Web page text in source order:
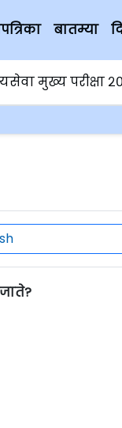
बातम्या
मुख्य परीक्षा २०१७